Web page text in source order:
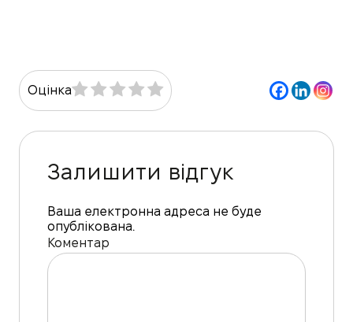
Оцінка
Залишити відгук
Ваша електронна адреса не буде
опублікована.
Коментар